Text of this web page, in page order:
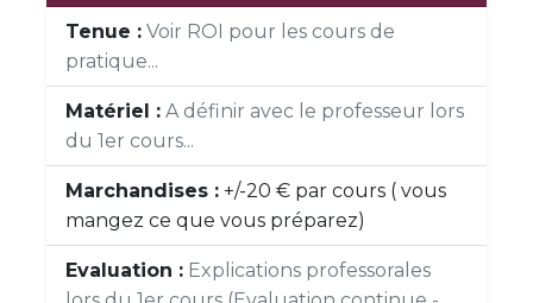
Tenue : Voir ROI pour les cours de
pratique...
Matériel : A définir avec le professeur lors
du 1er cours...
Marchandises : +/-20 € par cours ( vous
mangez ce que vous préparez)
Evaluation : Explications professorales